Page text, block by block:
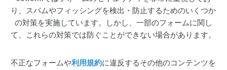
り、スパムやフィッシングを検出・防止するためのいくつか
の対策を実施しています。しかし、一部のフォームに関し
て、これらの対策では防ぐことができない場合があります。
不正なフォームや利用規約に違反するその他のコンテンツを